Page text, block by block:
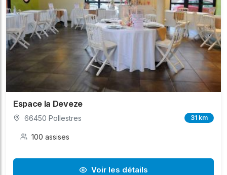
Espace la Deveze
66450 Pollestres 31 km
100 assises
Voir les détails